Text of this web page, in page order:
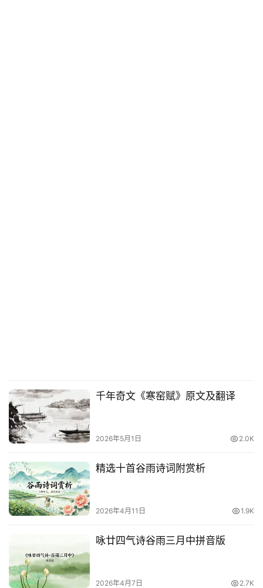
千年奇文《寒窑赋》原文及翻译
2026年5月1日 2.0K
精选十首谷雨诗词附赏析
2026年4月11日 1.9K
咏廿四气诗谷雨三月中拼音版
2026年4月7日 2.7K